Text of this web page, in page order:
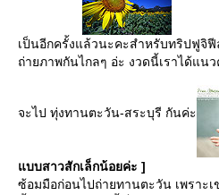
เป็นอีกครั้งแล้วนะคะสำหรับทริปฟูจิ
ถ่ายภาพกันไกลๆ อ่ะ งวดนี้เราได้แน
จะไป ทุ่งทานตะวัน-สระบุรี กันค่ะ
บบสาวสักเล็กน้อยค่ะ ]
ซ้อมมือก่อนไปถ่ายทานตะวัน เพราะ